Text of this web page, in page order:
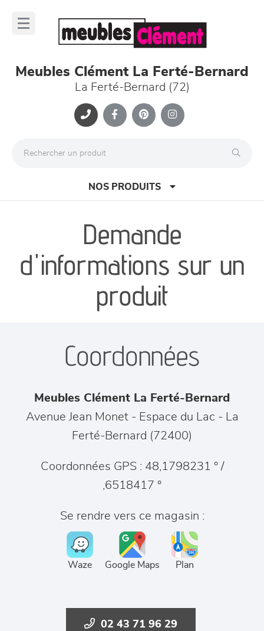
Meubles Clément La Ferté-Bernard
La Ferté-Bernard (72)
NOS PRODUITS
canapés et fauteuils
séjours
meubles de complément
chambres et dressing
décoration
Demande
d'informations sur un
produit
Coordonnées
Meubles Clément La Ferté-Bernard
Avenue Jean Monet - Espace du Lac - La
Ferté-Bernard (72400)
Coordonnées GPS : 48,1798231 ° /
,6518417 °
Se rendre vers ce magasin :
Waze Google Maps Plan
02 43 71 96 29